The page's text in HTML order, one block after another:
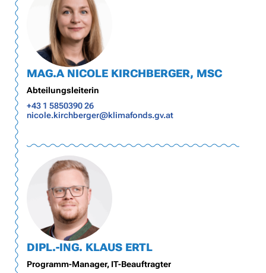
MAG.A NICOLE KIRCHBERGER, MSC
Abteilungsleiterin
+43 1 5850390 26
nicole.kirchberger@klimafonds.gv.at
DIPL.-ING. KLAUS ERTL
Programm-Manager, IT-Beauftragter